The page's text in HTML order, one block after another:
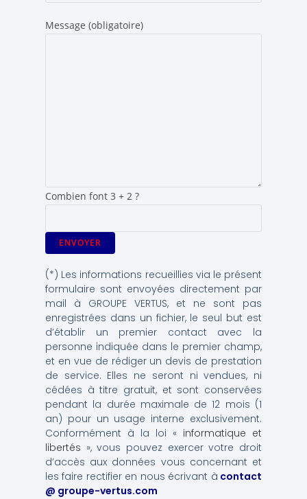
Message (obligatoire)
Combien font 3 + 2 ?
(*) Les informations recueillies via le présent
formulaire sont envoyées directement par
mail à GROUPE VERTUS, et ne sont pas
enregistrées dans un fichier, le seul but est
d’établir un premier contact avec la
personne indiquée dans le premier champ,
et en vue de rédiger un devis de prestation
de service. Elles ne seront ni vendues, ni
cédées à titre gratuit, et sont conservées
pendant la durée maximale de 12 mois (1
an) pour un usage interne exclusivement.
Conformément à la loi « informatique et
libertés », vous pouvez exercer votre droit
d’accès aux données vous concernant et
les faire rectifier en nous écrivant à contact
@ groupe-vertus.com